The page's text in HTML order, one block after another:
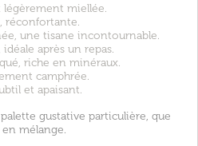
miellée.
réconfortante.
une tisane incontournable.
après un repas.
riche en minéraux.
camphrée.
et apaisant.
gustative particulière, que
mélange.